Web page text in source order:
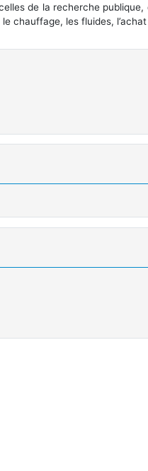
de la recherche
chauffage, les fluides,